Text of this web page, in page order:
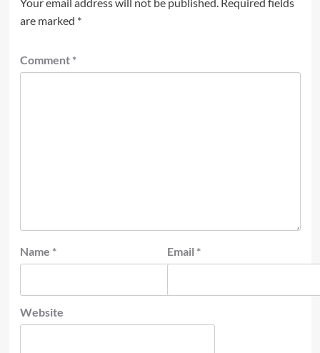
are marked *
Comment *
Name * Email *
Website